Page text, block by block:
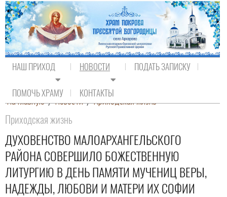
НАШ ПРИХОД НОВОСТИ ПОДАТЬ ЗАПИСКУ
ПОМОЧЬ ХРАМУ КОНТАКТЫ
На главную / Новости / Приходская жизнь
Приходская жизнь
ДУХОВЕНСТВО МАЛОАРХАНГЕЛЬСКОГО
РАЙОНА СОВЕРШИЛО БОЖЕСТВЕННУЮ
ЛИТУРГИЮ В ДЕНЬ ПАМЯТИ МУЧЕНИЦ ВЕРЫ,
НАДЕЖДЫ, ЛЮБОВИ И МАТЕРИ ИХ СОФИИ